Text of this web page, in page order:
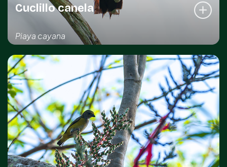
Cuclillo canela
Piaya cayana
Kinchil Sahé Sotuta
DISTRIBUCIÓN IMPORTANTE
Común